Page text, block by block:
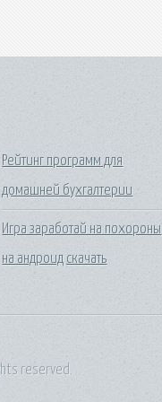
Рейтинг программ для
домашней бухгалтерии
Игра заработай на похороны
на андроид скачать
reserved.